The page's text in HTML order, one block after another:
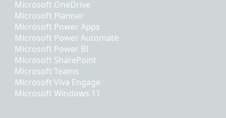
Microsoft OneDrive
Microsoft Planner
Microsoft Power Apps
Microsoft Power Automate
Microsoft Power BI
Microsoft SharePoint
Microsoft Teams
Microsoft Viva Engage
Microsoft Windows 11